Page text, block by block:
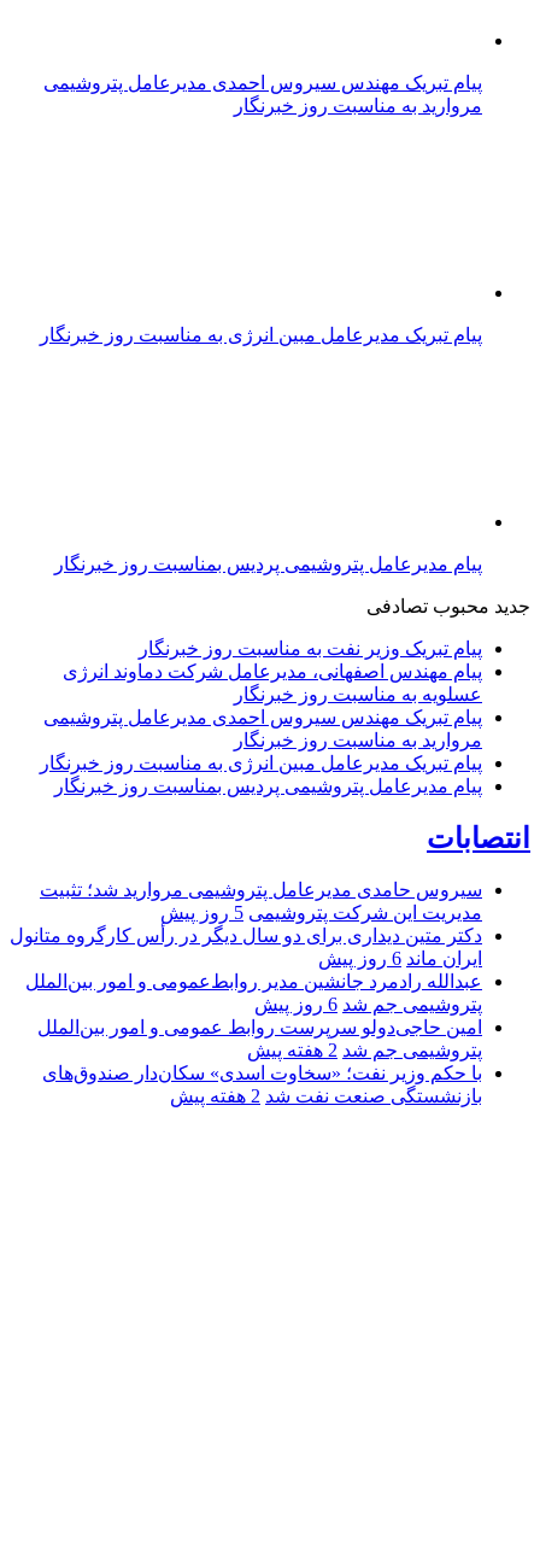
پیام تبریک مهندس سیروس احمدی مدیرعامل پتروشیمی
مروارید به مناسبت روز خبرنگار
پیام تبریک مدیرعامل مبین انرژی به مناسبت روز خبرنگار
پیام مدیرعامل پتروشیمی پردیس بمناسبت روز خبرنگار
جدید محبوب تصادفی
پیام تبریک وزیر نفت به مناسبت روز خبرنگار
پیام مهندس اصفهانی، مدیرعامل شرکت دماوند انرژی
عسلویه به مناسبت روز خبرنگار
پیام تبریک مهندس سیروس احمدی مدیرعامل پتروشیمی
مروارید به مناسبت روز خبرنگار
پیام تبریک مدیرعامل مبین انرژی به مناسبت روز خبرنگار
پیام مدیرعامل پتروشیمی پردیس بمناسبت روز خبرنگار
انتصابات
سیروس حامدی مدیرعامل پتروشیمی مروارید شد؛ تثبیت
مدیریت این شرکت پتروشیمی 5 روز پیش
دکتر متین دیداری برای دو سال دیگر در رأس کارگروه متانول
ایران ماند 6 روز پیش
عبدالله رادمرد جانشین مدیر روابط‌عمومی و امور بین‌الملل
پتروشیمی جم شد 6 روز پیش
امین حاجی‌دولو سرپرست روابط عمومی و امور بین‌الملل
پتروشیمی جم شد 2 هفته پیش
با حکم وزیر نفت؛ «سخاوت اسدی» سکان‌دار صندوق‌های
بازنشستگی صنعت نفت شد 2 هفته پیش